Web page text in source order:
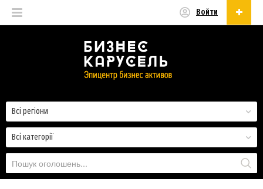
Войти
Всі категорії
Всі регіони